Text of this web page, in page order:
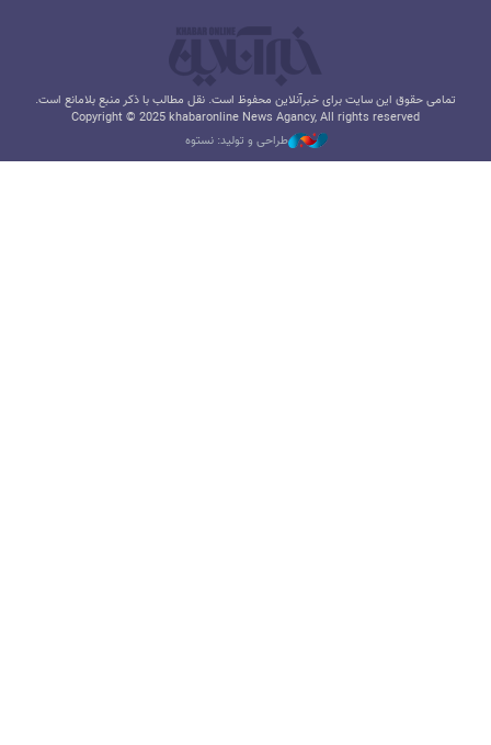
تمامی حقوق این سایت برای خبرآنلاین محفوظ است. نقل مطالب با ذکر منبع بلامانع است.
Copyright © 2025 khabaronline News Agancy, All rights reserved
طراحی و تولید: نستوه